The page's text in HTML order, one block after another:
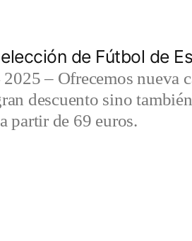
de Fútbol de
– Ofrecemos nueva
descuento sino
partir de 69 euros.